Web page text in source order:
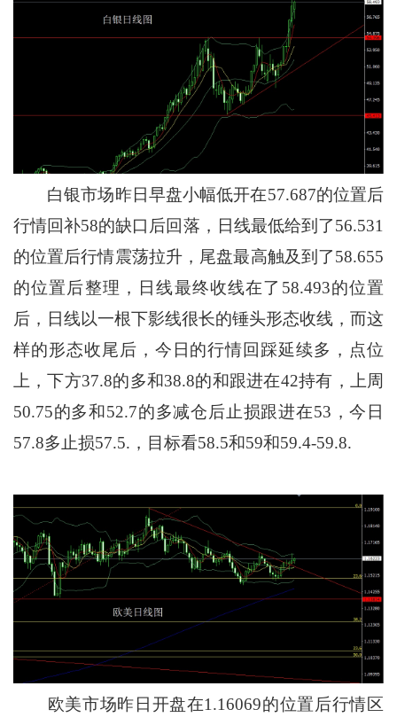
白银市场昨日早盘小幅低开在57.687的位置后
行情回补58的缺口后回落，日线最低给到了56.531
的位置后行情震荡拉升，尾盘最高触及到了58.655
的位置后整理，日线最终收线在了58.493的位置
后，日线以一根下影线很长的锤头形态收线，而这
样的形态收尾后，今日的行情回踩延续多，点位
上，下方37.8的多和38.8的和跟进在42持有，上周
50.75的多和52.7的多减仓后止损跟进在53，今日
57.8多止损57.5.，目标看58.5和59和59.4-59.8.
欧美市场昨日开盘在1.16069的位置后行情区